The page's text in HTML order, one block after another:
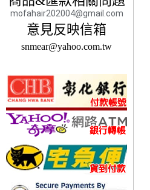
mofahair202004@gmail.com
意見反映信箱
snmear@yahoo.com.tw